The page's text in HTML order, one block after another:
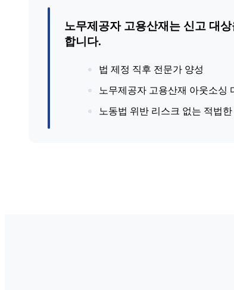
노무제공자 고용산재는 신고 대
합니다.
법 제정 직후 전문가 양성
노무제공자 고용산재 아웃소싱
노동법 위반 리스크 없는 적법